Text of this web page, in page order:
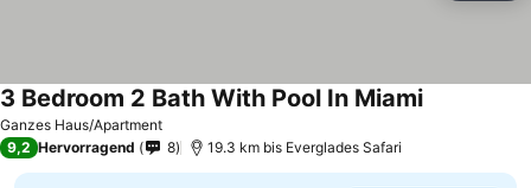
Ganzes Haus/Apartment
3 Bedroom 2 Bath With Pool In Miami
9,2 Hervorragend 8 19.3 km bis Everglades Safari